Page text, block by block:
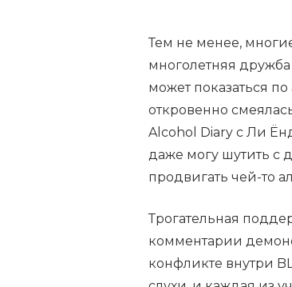
Тем не менее,
многолетняя
может показаться
откровенно
Alcohol Diary с Ли
даже могу шутить с
продвигать чей-то
Трогательная
комментарии
конфликте внутри